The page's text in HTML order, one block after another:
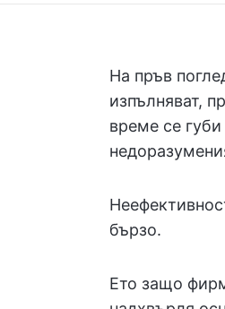
На пръв
изпълняват,
време се
бързо.
Ето защо